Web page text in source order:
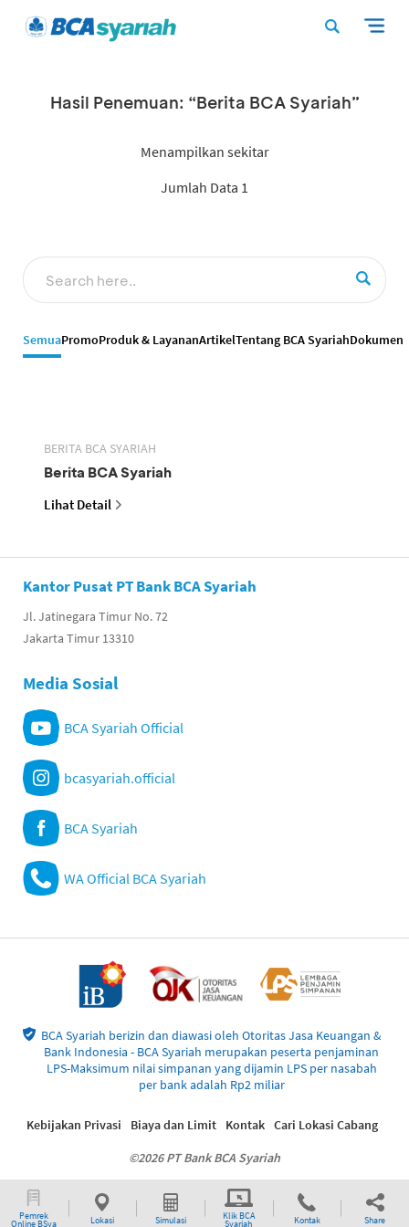
Pemrek
Online BSya Lokasi Simulasi Klik BCA
Syariah Kontak Share
Hasil Penemuan: “Berita BCA Syariah”
Menampilkan sekitar
Jumlah Data 1
SemuaPromoProduk & LayananArtikelTentang BCA SyariahDokumen
BERITA BCA SYARIAH
Berita BCA Syariah
Lihat Detail
Kantor Pusat PT Bank BCA Syariah
Jl. Jatinegara Timur No. 72
Jakarta Timur 13310
Media Sosial
BCA Syariah Official
bcasyariah.official
BCA Syariah
WA Official BCA Syariah
BCA Syariah berizin dan diawasi oleh Otoritas Jasa Keuangan &
Bank Indonesia - BCA Syariah merupakan peserta penjaminan
LPS-Maksimum nilai simpanan yang dijamin LPS per nasabah
per bank adalah Rp2 miliar
©2026 PT Bank BCA Syariah
Kebijakan Privasi Biaya dan Limit Kontak Cari Lokasi Cabang